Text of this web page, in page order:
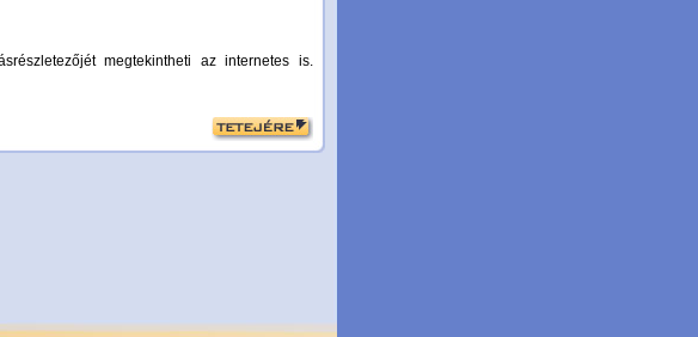
megtekintheti az internetes is.